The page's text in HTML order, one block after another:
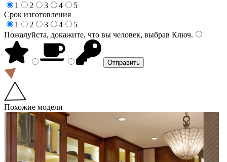
1
2 3 4
5
Срок изготовления
1
2 3 4
5
Пожалуйста, докажите, что вы человек, выбрав Ключ.
Похожие модели